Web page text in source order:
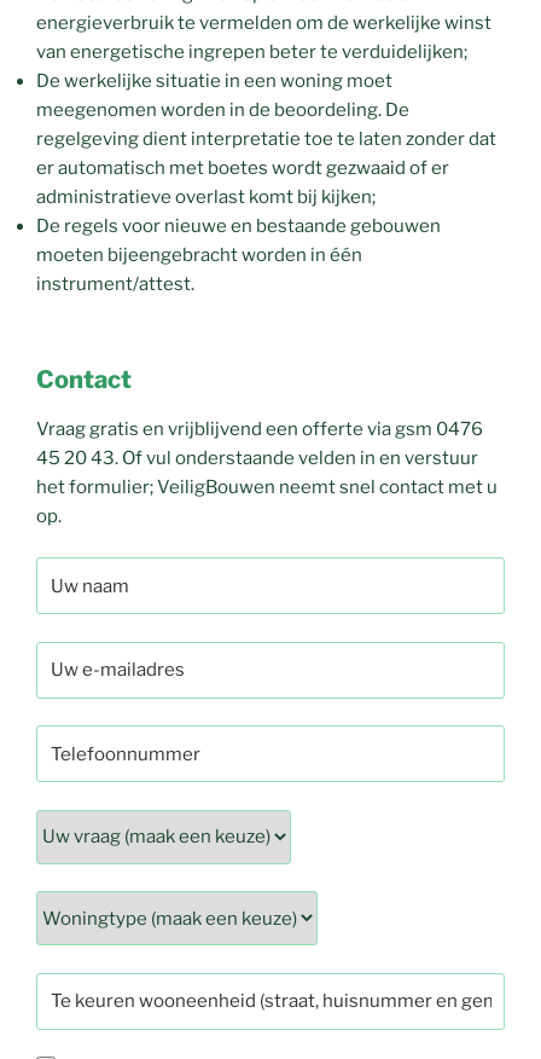
energieverbruik te vermelden om de werkelijke winst
van energetische ingrepen beter te verduidelijken;
De werkelijke situatie in een woning moet
meegenomen worden in de beoordeling. De
regelgeving dient interpretatie toe te laten zonder dat
er automatisch met boetes wordt gezwaaid of er
administratieve overlast komt bij kijken;
De regels voor nieuwe en bestaande gebouwen
moeten bijeengebracht worden in één
instrument/attest.
Contact
Vraag gratis en vrijblijvend een offerte via gsm 0476
45 20 43. Of vul onderstaande velden in en verstuur
het formulier; VeiligBouwen neemt snel contact met u
op.